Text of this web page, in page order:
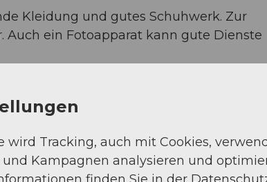
Kleidung und gutes Schuhwerk. Zur
ein Fotoapparat kann gute Dienste
wird Tracking, auch mit Cookies,
Kampagnen analysieren und